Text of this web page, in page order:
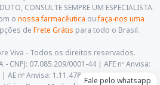
Fale pelo whatsapp
CONSULTE SEMPRE UM ESPECIALISTA.
o nossa farmacêutica oufaça-nos uma
de Frete Grátis para todo o Brasil.
Viva - Todos os direitos reservados.
- CNPJ: 07.085.209/0001-44 | AFE nº Anvisa:
AE nº Anvisa: 1.11.478-5